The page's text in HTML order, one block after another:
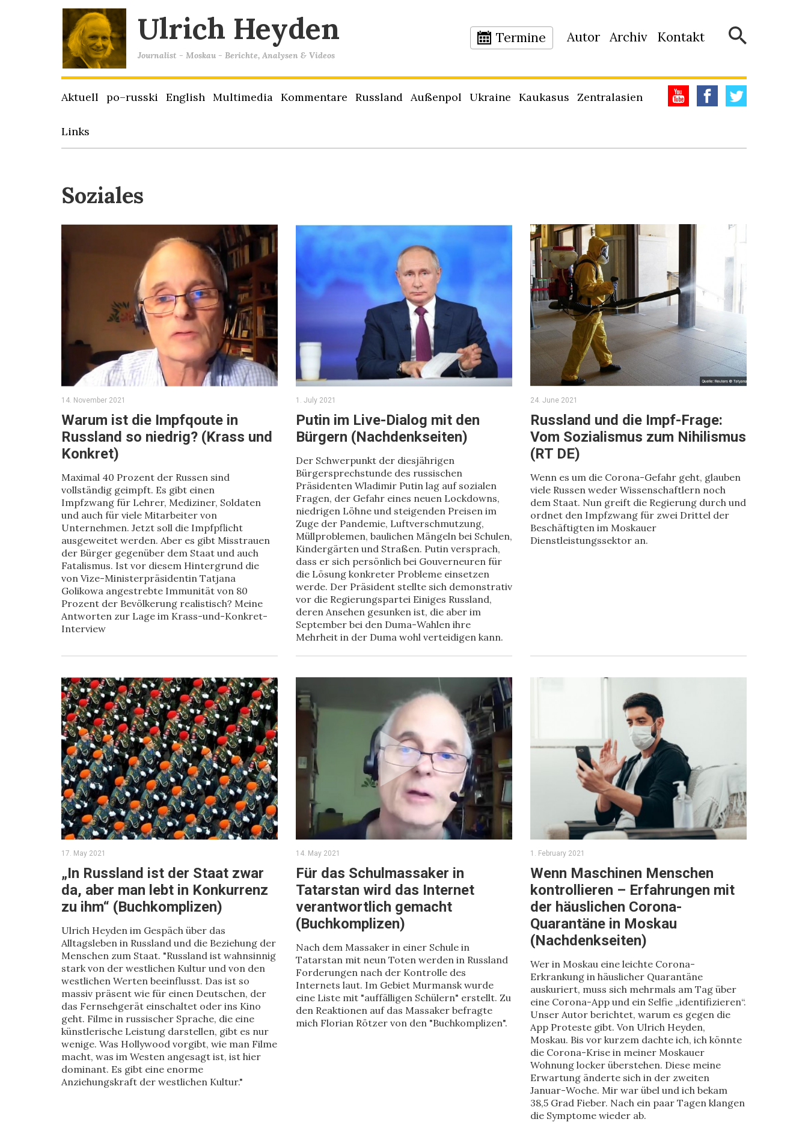
Ulrich Heyden
Journalist - Moskau - Berichte, Analysen & Videos
Termine Autor Archiv Kontakt
Aktuell po–russki English Multimedia Kommentare Russland Außenpol Ukraine Kaukasus Zentralasien
Links
Soziales
14. November 2021
Warum ist die Impfqoute in
Russland so niedrig? (Krass und
Konkret)
Maximal 40 Prozent der Russen sind
vollständig geimpft. Es gibt einen
Impfzwang für Lehrer, Mediziner, Soldaten
und auch für viele Mitarbeiter von
Unternehmen. Jetzt soll die Impfpflicht
ausgeweitet werden. Aber es gibt Misstrauen
der Bürger gegenüber dem Staat und auch
Fatalismus. Ist vor diesem Hintergrund die
von Vize-Ministerpräsidentin Tatjana
Golikowa angestrebte Immunität von 80
Prozent der Bevölkerung realistisch? Meine
Antworten zur Lage im Krass-und-Konkret-
Interview
1. July 2021
Putin im Live-Dialog mit den
Bürgern (Nachdenkseiten)
Der Schwerpunkt der diesjährigen
Bürgersprechstunde des russischen
Präsidenten Wladimir Putin lag auf sozialen
Fragen, der Gefahr eines neuen Lockdowns,
niedrigen Löhne und steigenden Preisen im
Zuge der Pandemie, Luftverschmutzung,
Müllproblemen, baulichen Mängeln bei Schulen,
Kindergärten und Straßen. Putin versprach,
dass er sich persönlich bei Gouverneuren für
die Lösung konkreter Probleme einsetzen
werde. Der Präsident stellte sich demonstrativ
vor die Regierungspartei Einiges Russland,
deren Ansehen gesunken ist, die aber im
September bei den Duma-Wahlen ihre
Mehrheit in der Duma wohl verteidigen kann.
24. June 2021
Russland und die Impf-Frage:
Vom Sozialismus zum Nihilismus
(RT DE)
Wenn es um die Corona-Gefahr geht, glauben
viele Russen weder Wissenschaftlern noch
dem Staat. Nun greift die Regierung durch und
ordnet den Impfzwang für zwei Drittel der
Beschäftigten im Moskauer
Dienstleistungssektor an.
17. May 2021
„In Russland ist der Staat zwar
da, aber man lebt in Konkurrenz
zu ihm“ (Buchkomplizen)
Ulrich Heyden im Gespäch über das
Alltagsleben in Russland und die Beziehung der
Menschen zum Staat. "Russland ist wahnsinnig
stark von der westlichen Kultur und von den
westlichen Werten beeinflusst. Das ist so
massiv präsent wie für einen Deutschen, der
das Fernsehgerät einschaltet oder ins Kino
geht. Filme in russischer Sprache, die eine
künstlerische Leistung darstellen, gibt es nur
wenige. Was Hollywood vorgibt, wie man Filme
macht, was im Westen angesagt ist, ist hier
dominant. Es gibt eine enorme
Anziehungskraft der westlichen Kultur."
14. May 2021
Für das Schulmassaker in
Tatarstan wird das Internet
verantwortlich gemacht
(Buchkomplizen)
Nach dem Massaker in einer Schule in
Tatarstan mit neun Toten werden in Russland
Forderungen nach der Kontrolle des
Internets laut. Im Gebiet Murmansk wurde
eine Liste mit "auffälligen Schülern" erstellt. Zu
den Reaktionen auf das Massaker befragte
mich Florian Rötzer von den "Buchkomplizen".
1. February 2021
Wenn Maschinen Menschen
kontrollieren – Erfahrungen mit
der häuslichen Corona-
Quarantäne in Moskau
(Nachdenkseiten)
Wer in Moskau eine leichte Corona-
Erkrankung in häuslicher Quarantäne
auskuriert, muss sich mehrmals am Tag über
eine Corona-App und ein Selfie „identifizieren“.
Unser Autor berichtet, warum es gegen die
App Proteste gibt. Von Ulrich Heyden,
Moskau. Bis vor kurzem dachte ich, ich könnte
die Corona-Krise in meiner Moskauer
Wohnung locker überstehen. Diese meine
Erwartung änderte sich in der zweiten
Januar-Woche. Mir war übel und ich bekam
38,5 Grad Fieber. Nach ein paar Tagen klangen
die Symptome wieder ab.